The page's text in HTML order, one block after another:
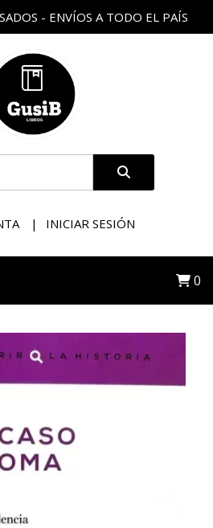
- ENVÍOS A TODO EL PAÍS
INICIAR SESIÓN
0